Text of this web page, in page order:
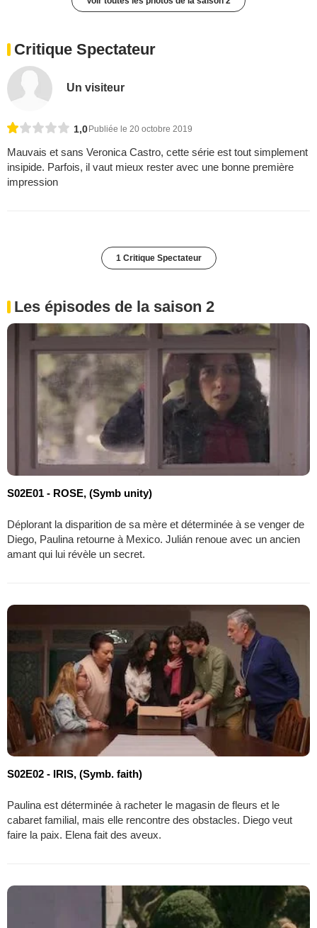
Critique Spectateur
Un visiteur
1,0 Publiée le 20 octobre 2019
Mauvais et sans Veronica Castro, cette série est tout simplement
insipide. Parfois, il vaut mieux rester avec une bonne première
impression
1 Critique Spectateur
Les épisodes de la saison 2
S02E01 - ROSE, (Symb unity)
Déplorant la disparition de sa mère et déterminée à se venger de
Diego, Paulina retourne à Mexico. Julián renoue avec un ancien
amant qui lui révèle un secret.
S02E02 - IRIS, (Symb. faith)
Paulina est déterminée à racheter le magasin de fleurs et le
cabaret familial, mais elle rencontre des obstacles. Diego veut
faire la paix. Elena fait des aveux.